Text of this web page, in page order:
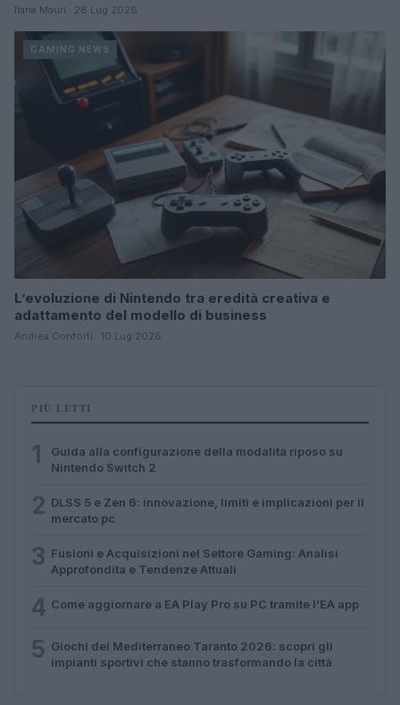
Ilaria Mauri · 28 Lug 2026
GAMING NEWS
L’evoluzione di Nintendo tra eredità creativa e
adattamento del modello di business
Andrea Conforti · 10 Lug 2026
PIÙ LETTI
1
Guida alla configurazione della modalità riposo su
Nintendo Switch 2
2 DLSS 5 e Zen 6: innovazione, limiti e implicazioni per il
mercato pc
3 Fusioni e Acquisizioni nel Settore Gaming: Analisi
Approfondita e Tendenze Attuali
4 Come aggiornare a EA Play Pro su PC tramite l’EA app
5 Giochi del Mediterraneo Taranto 2026: scopri gli
impianti sportivi che stanno trasformando la città